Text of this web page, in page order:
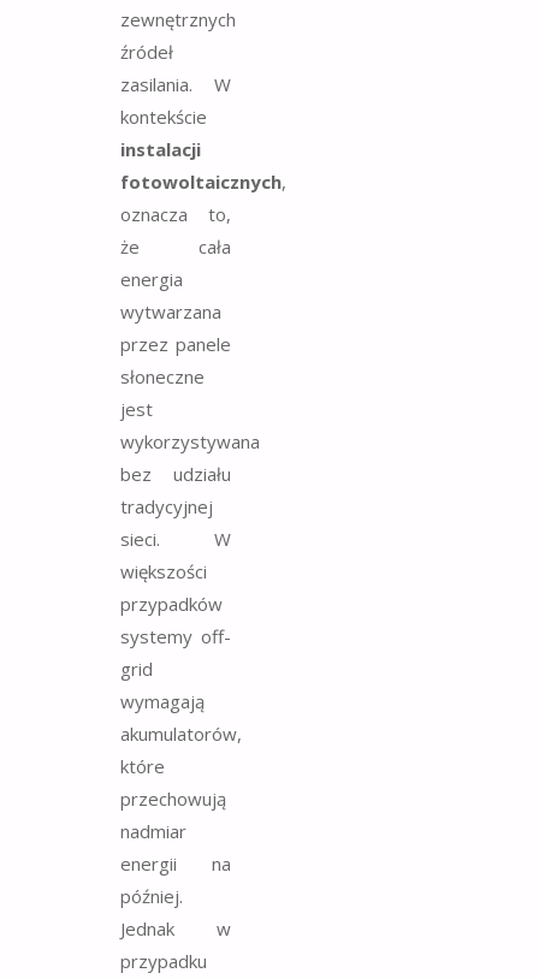
zewnętrznych
źródeł
zasilania. W
kontekście
instalacji
fotowoltaicznych,
oznacza to,
że cała
energia
wytwarzana
przez panele
słoneczne
jest
wykorzystywana
bez udziału
tradycyjnej
sieci. W
większości
przypadków
systemy off-
grid
wymagają
akumulatorów,
które
przechowują
nadmiar
energii na
później.
Jednak w
przypadku